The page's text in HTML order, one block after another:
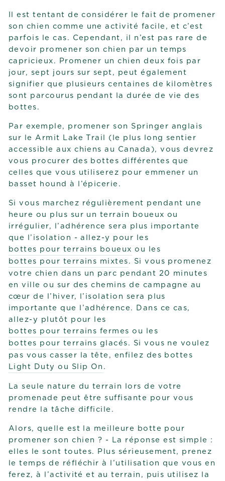
Il est tentant de considérer le fait de promener
son chien comme une activité facile, et c’est
parfois le cas. Cependant, il n’est pas rare de
devoir promener son chien par un temps
capricieux. Promener un chien deux fois par
jour, sept jours sur sept, peut également
signifier que plusieurs centaines de kilomètres
sont parcourus pendant la durée de vie des
bottes.
Par exemple, promener son Springer anglais
sur le Armit Lake Trail (le plus long sentier
accessible aux chiens au Canada), vous devrez
vous procurer des bottes différentes que
celles que vous utiliserez pour emmener un
basset hound à l’épicerie.
Si vous marchez régulièrement pendant une
heure ou plus sur un terrain boueux ou
irrégulier, l’adhérence sera plus importante
que l’isolation - allez-y pour les
bottes pour terrains boueux ou les
bottes pour terrains mixtes . Si vous promenez
votre chien dans un parc pendant 20 minutes
en ville ou sur des chemins de campagne au
cœur de l’hiver, l’isolation sera plus
importante que l’adhérence. Dans ce cas,
allez-y plutôt pour les
bottes pour terrains fermes ou les
bottes pour terrains glacés . Si vous ne voulez
pas vous casser la tête, enfilez des bottes
Light Duty ou Slip On .
La seule nature du terrain lors de votre
promenade peut être suffisante pour vous
rendre la tâche difficile.
Alors, quelle est la meilleure botte pour
promener son chien ? - La réponse est simple :
elles le sont toutes. Plus sérieusement, prenez
le temps de réfléchir à l’utilisation que vous en
ferez, à l’activité et au terrain, puis utilisez la